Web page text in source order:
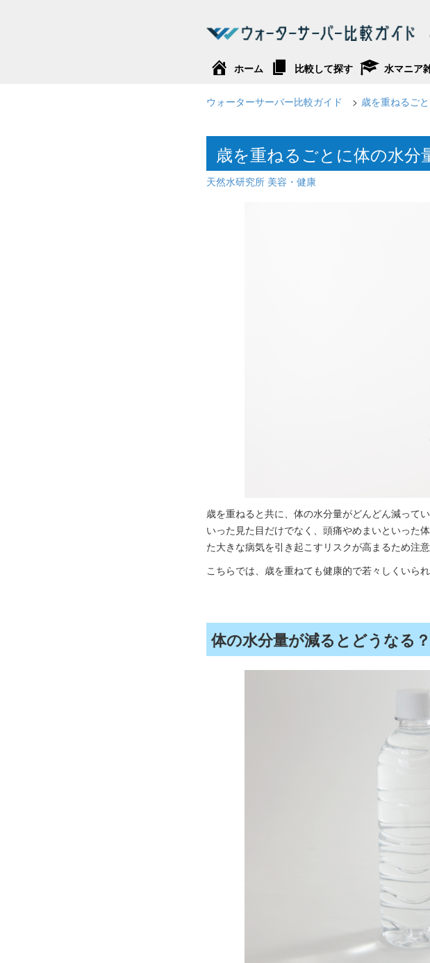
ホーム 比較して探す 水マニア
ウォーターサーバー比較ガイド 歳を重ねるご
歳を重ねるごとに体の水分
天然水研究所 美容・健康
歳を重ねると共に、体の水分量がどんどん減って
いった見た目だけでなく、頭痛やめまいといった
た大きな病気を引き起こすリスクが高まるため注意
こちらでは、歳を重ねても健康的で若々しくいら
体の水分量が減るとどうなる？